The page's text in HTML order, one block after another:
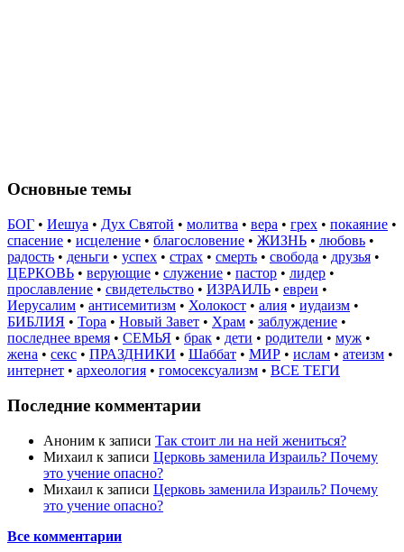
Основные темы
БОГ • Иешуа • Дух Святой • молитва • вера • грех • покаяние •
спасение • исцеление • благословение • ЖИЗНЬ • любовь •
радость • деньги • успех • страх • смерть • свобода • друзья •
ЦЕРКОВЬ • верующие • служение • пастор • лидер •
прославление • свидетельство • ИЗРАИЛЬ • евреи •
Иерусалим • антисемитизм • Холокост • алия • иудаизм •
БИБЛИЯ • Тора • Новый Завет • Храм • заблуждение •
последнее время • СЕМЬЯ • брак • дети • родители • муж •
жена • секс • ПРАЗДНИКИ • Шаббат • МИР • ислам • атеизм •
интернет • археология • гомосексуализм • ВСЕ ТЕГИ
Последние комментарии
Аноним к записи Так стоит ли на ней жениться?
Михаил к записи Церковь заменила Израиль? Почему
это учение опасно?
Михаил к записи Церковь заменила Израиль? Почему
это учение опасно?
Все комментарии